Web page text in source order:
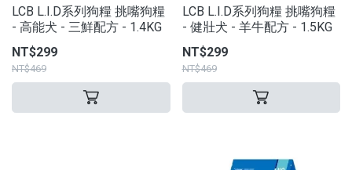
LCB L.I.D系列狗糧 挑嘴狗糧
- 高能犬 - 三鮮配方 - 1.4KG
NT$299
NT$469
LCB L.I.D系列狗糧 挑嘴狗糧
- 健壯犬 - 羊牛配方 - 1.5KG
NT$299
NT$469